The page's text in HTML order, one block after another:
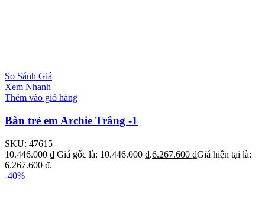
So Sánh Giá
Xem Nhanh
Thêm vào giỏ hàng
Bàn trẻ em Archie Trắng -1
SKU: 47615
10.446.000₫ Giá gốc là: 10.446.000 ₫.6.267.600 ₫Giá hiện tại là:
6.267.600 ₫.
-40%